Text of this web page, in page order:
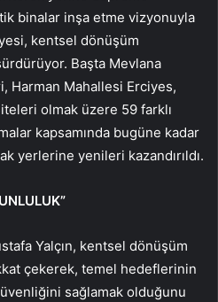
binalar inşa etme vizyonuyla
kentsel dönüşüm
Başta Mevlana
Harman Mahallesi Erciyes,
olmak üzere 59 farklı
kapsamında bugüne kadar
yerlerine yenileri kazandırıldı.
Yalçın, kentsel dönüşüm
çekerek, temel hedeflerinin
sağlamak olduğunu